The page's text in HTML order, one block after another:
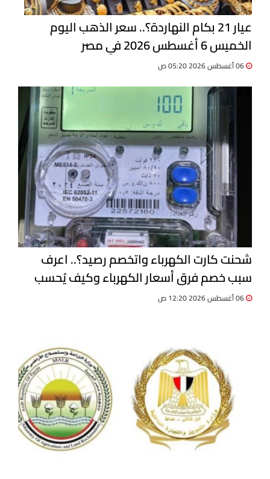
عيار 21 بكام النهاردة؟.. سعر الذهب اليوم
الخميس 6 أغسطس 2026 في مصر
شحنت كارت الكهرباء واتخصم رصيد؟.. اعرف
سبب خصم فرق أسعار الكهرباء وكيف يُحسب